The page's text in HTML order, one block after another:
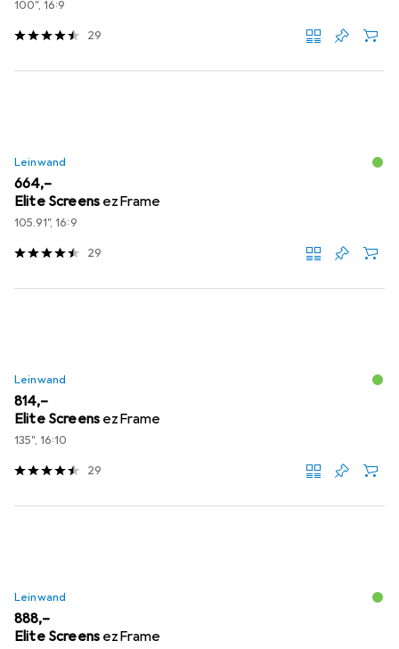
100", 16:9
29
Leinwand
EUR
664,–
Elite Screens ezFrame
105.91", 16:9
29
Leinwand
EUR
814,–
Elite Screens ezFrame
135", 16:10
29
Leinwand
EUR
888,–
Elite Screens ezFrame